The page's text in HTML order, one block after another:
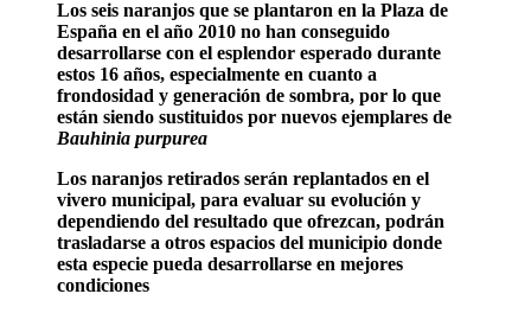
Los seis naranjos que se plantaron en la Plaza de
España en el año 2010 no han conseguido
desarrollarse con el esplendor esperado durante
estos 16 años, especialmente en cuanto a
frondosidad y generación de sombra, por lo que
están siendo sustituidos por nuevos ejemplares de
Bauhinia purpurea
Los naranjos retirados serán replantados en el
vivero municipal, para evaluar su evolución y
dependiendo del resultado que ofrezcan, podrán
trasladarse a otros espacios del municipio donde
esta especie pueda desarrollarse en mejores
condiciones